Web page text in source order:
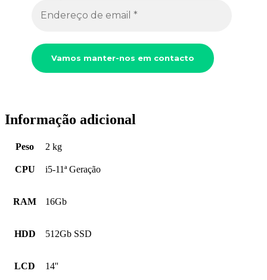
Informação adicional
Peso 2 kg
CPU i5-11ª Geração
RAM 16Gb
HDD 512Gb SSD
LCD 14''